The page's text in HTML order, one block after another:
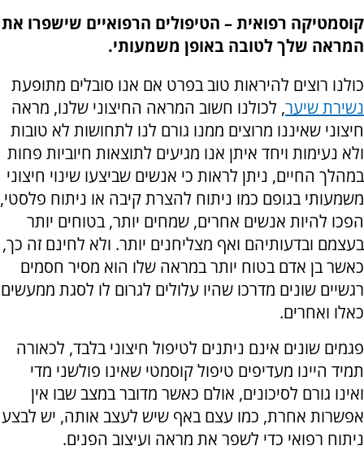
קוסמטיקה רפואית – הטיפולים הרפואיים שישפרו את
המראה שלך לטובה באופן משמעותי.
כולנו רוצים להיראות טוב בפרט אם אנו סובלים מתופעת
נשירת שיער, לכולנו חשוב המראה החיצוני שלנו, מראה
חיצוני שאיננו מרוצים ממנו גורם לנו לתחושות לא טובות
ולא נעימות ויחד איתן אנו מגיעים לתוצאות חיוביות פחות
במהלך החיים, ניתן לראות כי אנשים שביצעו שינוי חיצוני
משמעותי בגופם כמו ניתוח להצרת קיבה או ניתוח פלסטי,
הפכו להיות אנשים אחרים, שמחים יותר, בטוחים יותר
בעצמם ובדעותיהם ואף מצליחנים יותר. ולא לחינם זה כך,
כאשר בן אדם בטוח יותר במראה שלו הוא מסיר חסמים
רגשיים שונים מדרכו שהיו עלולים לגרום לו לסגת ממעשים
כאלו ואחרים.
פגמים שונים אינם ניתנים לטיפול חיצוני בלבד, לכאורה
תמיד היינו מעדיפים טיפול קוסמטי שאינו פולשני מדי
ואינו גורם לסיכונים, אולם כאשר מדובר במצב שבו אין
אפשרות אחרת, כמו עצם באף שיש לעצב אותה, יש לבצע
ניתוח רפואי כדי לשפר את מראה ועיצוב הפנים.